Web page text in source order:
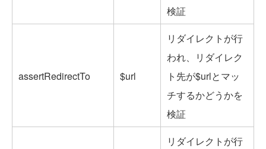
検証
assertRedirectTo $url
リダイレクトが行
われ、リダイレク
ト先が$urlとマッ
チするかどうかを
検証
リダイレクトが行